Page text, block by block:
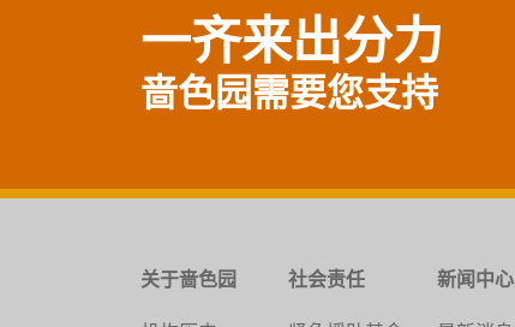
一齐来出分力
啬色园需要您支持
关于啬色园
社会责任
新闻中心